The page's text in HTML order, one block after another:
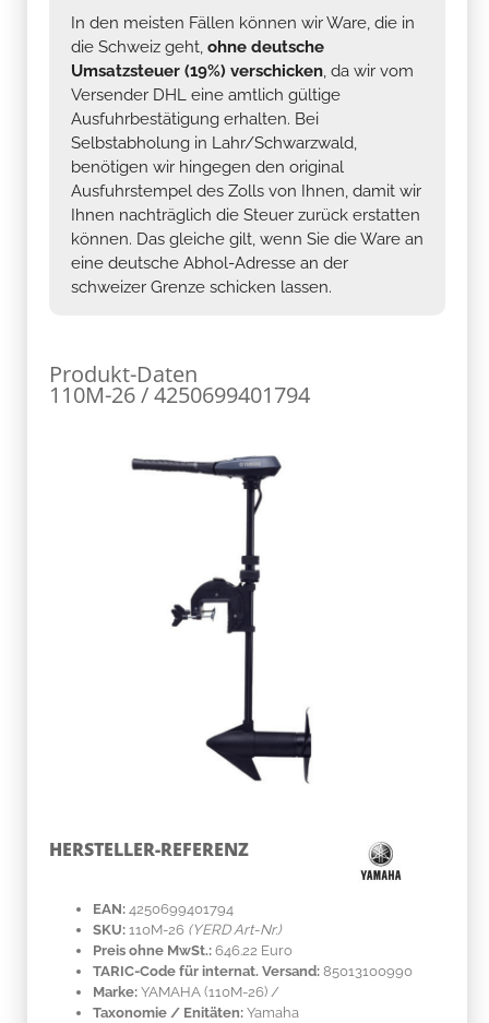
In den meisten Fällen können wir Ware, die in
die Schweiz geht, ohne deutsche
Umsatzsteuer (19%) verschicken, da wir vom
Versender DHL eine amtlich gültige
Ausfuhrbestätigung erhalten. Bei
Selbstabholung in Lahr/Schwarzwald,
benötigen wir hingegen den original
Ausfuhrstempel des Zolls von Ihnen, damit wir
Ihnen nachträglich die Steuer zurück erstatten
können. Das gleiche gilt, wenn Sie die Ware an
eine deutsche Abhol-Adresse an der
schweizer Grenze schicken lassen.
Produkt-Daten
110M-26 / 4250699401794
HERSTELLER-REFERENZ
EAN: 4250699401794
SKU: 110M-26 (YERD Art-Nr.)
Preis ohne MwSt.: 646.22 Euro
TARIC-Code für internat. Versand: 85013100990
Marke: YAMAHA (110M-26) /
Taxonomie / Enitäten: Yamaha